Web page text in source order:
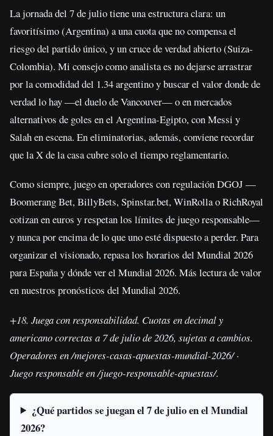
La jornada del 7 de julio tiene una estructura clara: un
favoritísimo (Argentina) a una cuota que no compensa el
riesgo del partido único, y un cruce de verdad abierto (Suiza-
Colombia). Mi consejo como analista es no dejarse arrastrar
por la comodidad del 1.34 argentino y buscar el valor donde de
verdad lo hay —el duelo de Vancouver— o en mercados
alternativos de goles en el Argentina-Egipto, con Messi y
Salah en escena. En eliminatorias, además, conviene recordar
que la X de la casa cubre solo el tiempo reglamentario.
Como siempre, juego en operadores con regulación DGOJ —
Boomerang Bet, BillyBets, Spinstar.bet, WinRolla o RichRoyal
cotizan en euros y respetan los límites de juego responsable—
y nunca por encima de lo que uno esté dispuesto a perder. Para
organizar el visionado, repasa los horarios del Mundial 2026
para España y dónde ver el Mundial 2026. Más lectura de valor
en nuestros pronósticos del Mundial 2026.
+18. Juega con responsabilidad. Cuotas en decimal y
americano correctas a 7 de julio de 2026, sujetas a cambios.
Operadores en /mejores-casas-apuestas-mundial-2026/ ·
Juego responsable en /juego-responsable-apuestas/.
¿Qué partidos se juegan el 7 de julio en el Mundial
2026?